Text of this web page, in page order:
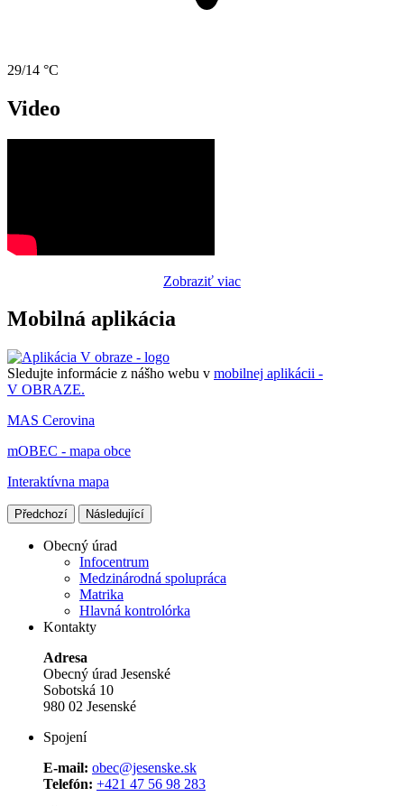
29/14 °C
Video
Zobraziť viac
Mobilná aplikácia
Sledujte informácie z nášho webu v mobilnej aplikácii -
V OBRAZE.
MAS Cerovina
mOBEC - mapa obce
Interaktívna mapa
Předchozí Následující
Obecný úrad
Infocentrum
Medzinárodná spolupráca
Matrika
Hlavná kontrolórka
Kontakty
Adresa
Obecný úrad Jesenské
Sobotská 10
980 02 Jesenské
Spojení
E-mail: obec@jesenske.sk
Telefón: +421 47 56 98 283